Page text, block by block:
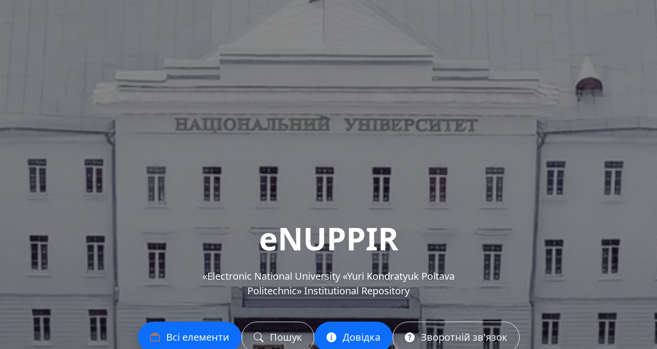
eNUPPIR
«Еlectronic National University «Yuri Kondratyuk Poltava
Politechnic» Institutional Repository
Всі елементи Пошук Довідка Зворотній зв'язок